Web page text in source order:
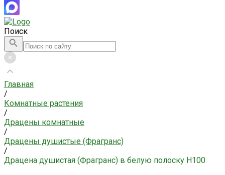
Поиск
Главная
/
Комнатные растения
/
Драцены комнатные
/
Драцены душистые (Фрагранс)
/
Драцена душистая (Фрагранс) в белую полоску H100